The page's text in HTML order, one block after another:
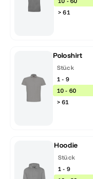
> 61
Poloshirt
Stück
1 - 9
10 - 60
> 61
Hoodie
Stück
1 - 9